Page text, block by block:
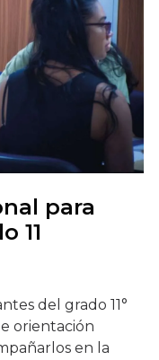
para
11
del grado 11°
orientación
en la